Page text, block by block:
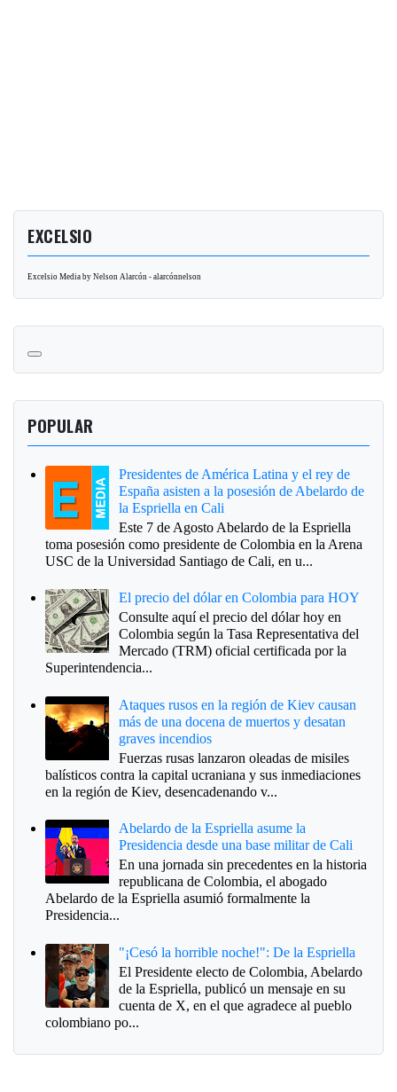
EXCELSIO
Excelsio Media by Nelson Alarcón - alarcónnelson
POPULAR
Presidentes de América Latina y el rey de
España asisten a la posesión de Abelardo de
la Espriella en Cali
Este 7 de Agosto Abelardo de la Espriella
toma posesión como presidente de Colombia en la Arena
USC de la Universidad Santiago de Cali, en u...
El precio del dólar en Colombia para HOY
Consulte aquí el precio del dólar hoy en
Colombia según la Tasa Representativa del
Mercado (TRM) oficial certificada por la
Superintendencia...
Ataques rusos en la región de Kiev causan
más de una docena de muertos y desatan
graves incendios
Fuerzas rusas lanzaron oleadas de misiles
balísticos contra la capital ucraniana y sus inmediaciones
en la región de Kiev, desencadenando v...
Abelardo de la Espriella asume la
Presidencia desde una base militar de Cali
En una jornada sin precedentes en la historia
republicana de Colombia, el abogado
Abelardo de la Espriella asumió formalmente la
Presidencia...
"¡Cesó la horrible noche!": De la Espriella
El Presidente electo de Colombia, Abelardo
de la Espriella, publicó un mensaje en su
cuenta de X, en el que agradece al pueblo
colombiano po...